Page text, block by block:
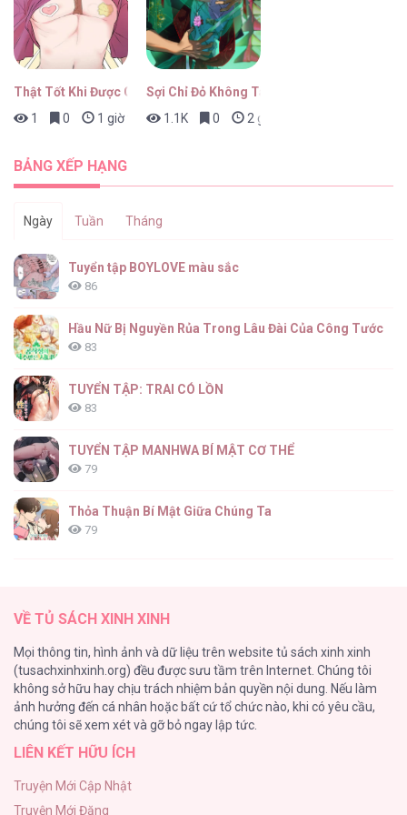
Mối Tình Dục Vọng [...] – Chap 17
Mối Tình Dục Vọng [...] – Chap 15
Mối Tình Dục Vọng [...] – Chap 11
Thật Tốt Khi Được Gặp Em
1
0 1 giờ trước
Sợi Chỉ Đỏ Không Tàn
1.1K
0 2 giờ trước
BẢNG XẾP HẠNG
Ngày Tuần Tháng
Tuyển tập BOYLOVE màu sắc
86
Hầu Nữ Bị Nguyền Rủa Trong Lâu Đài Của Công Tước
83
TUYỂN TẬP: TRAI CÓ LỒN
83
TUYỂN TẬP MANHWA BÍ MẬT CƠ THỂ
79
Thỏa Thuận Bí Mật Giữa Chúng Ta
79
51
Bí Mật Thanh Xuân
51
Ảo Mộng tình yêu
VỀ TỦ SÁCH XINH XINH
Mọi thông tin, hình ảnh và dữ liệu trên website tủ sách xinh xinh
(tusachxinhxinh.org) đều được sưu tầm trên Internet. Chúng tôi
không sở hữu hay chịu trách nhiệm bản quyền nội dung. Nếu làm
ảnh hưởng đến cá nhân hoặc bất cứ tổ chức nào, khi có yêu cầu,
chúng tôi sẽ xem xét và gỡ bỏ ngay lập tức.
LIÊN KẾT HỮU ÍCH
Truyện Mới Cập Nhật
Truyện Mới Đăng